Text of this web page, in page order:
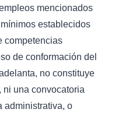
mencionados
establecidos
competencias
de conformación del
no constituye
ni una convocatoria
administrativa, o